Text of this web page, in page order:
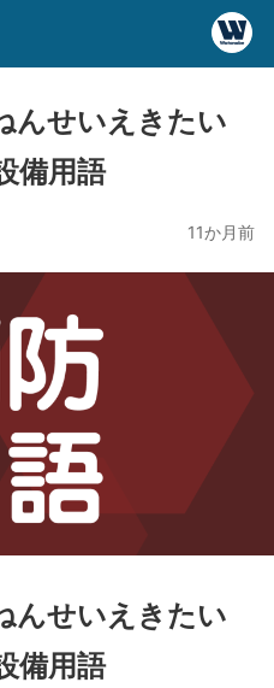
んせいえきたい
備用語
11か月前
んせいえきたい
備用語